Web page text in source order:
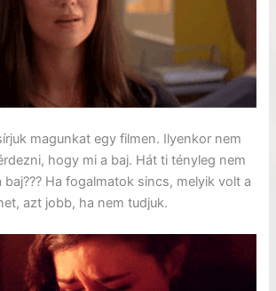
magunkat egy filmen. Ilyenkor nem
hogy mi a baj. Hát ti tényleg nem
Ha fogalmatok sincs, melyik volt a
azt jobb, ha nem tudjuk.